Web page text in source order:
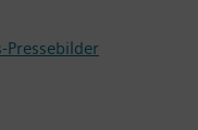
Pressebilder